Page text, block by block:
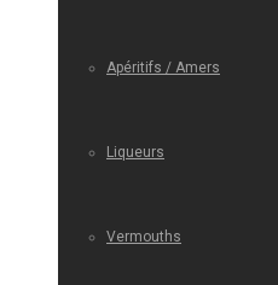
Apéritifs / Amers
Liqueurs
Vermouths